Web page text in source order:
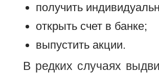
получить
открыть счет в банке;
выпустить акции.
В редких случаях